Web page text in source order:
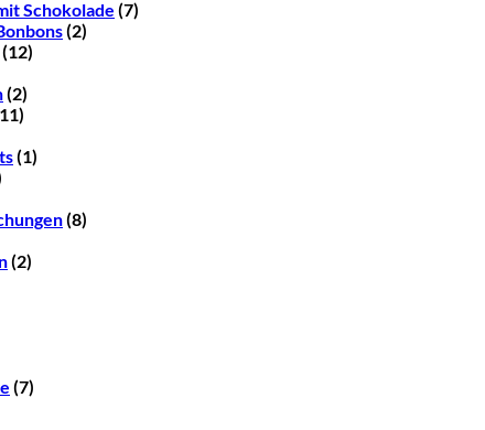
Schokolade (7)
(2)
(12)
(2)
(1)
(8)
(2)
(7)